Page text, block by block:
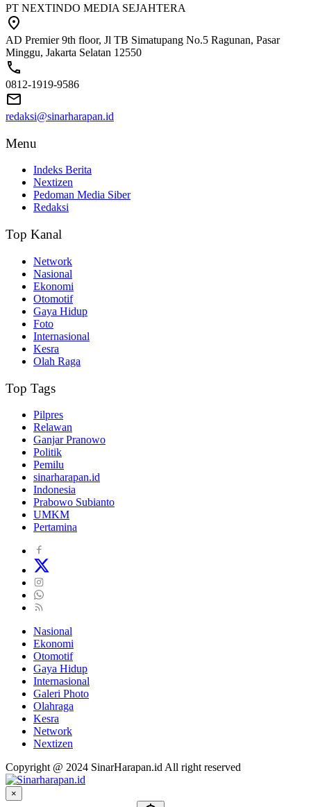
PT NEXTINDO MEDIA SEJAHTERA
AD Premier 9th floor, Jl TB Simatupang No.5 Ragunan, Pasar
Minggu, Jakarta Selatan 12550
0812-1919-9586
redaksi@sinarharapan.id
Menu
Indeks Berita
Nextizen
Pedoman Media Siber
Redaksi
Top Kanal
Network
Nasional
Ekonomi
Otomotif
Gaya Hidup
Foto
Internasional
Kesra
Olah Raga
Top Tags
Pilpres
Relawan
Ganjar Pranowo
Politik
Pemilu
sinarharapan.id
Indonesia
Prabowo Subianto
UMKM
Pertamina
Nasional
Ekonomi
Otomotif
Gaya Hidup
Internasional
Galeri Photo
Olahraga
Kesra
Network
Nextizen
Copyright @ 2024 SinarHarapan.id All right reserved
×